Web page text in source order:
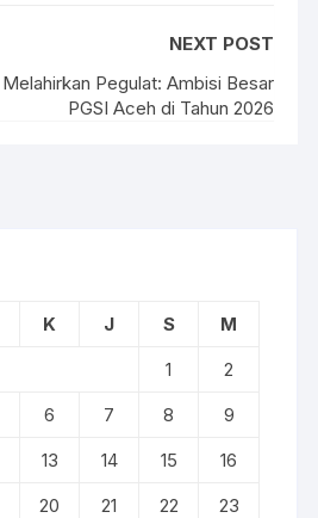
NEXT POST
Pegulat: Ambisi Besar
PGSI Aceh di Tahun 2026
K J S
M
1
2
6 7 8
9
13 14 15
16
20 21 22
23